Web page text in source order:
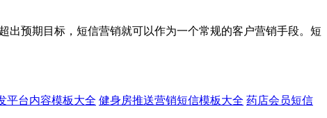
预期目标，短信营销就可以作为一个常规的客户营销手段。短
平台内容模板大全 健身房推送营销短信模板大全 药店会员短信